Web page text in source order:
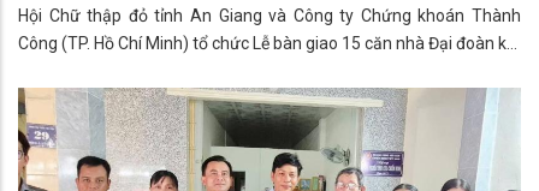
Hội Chữ thập đỏ tỉnh An Giang và Công ty Chứng khoán Thành
Công (TP. Hồ Chí Minh) tổ chức Lễ bàn giao 15 căn nhà Đại đoàn kết
khó khăn trên địa bàn xã Tri Tôn.